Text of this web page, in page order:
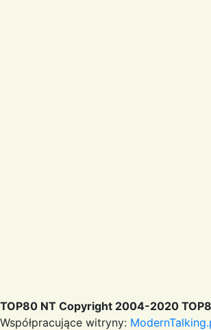
TOP80 NT Copyright 2004-2020
Współpracujące witryny: